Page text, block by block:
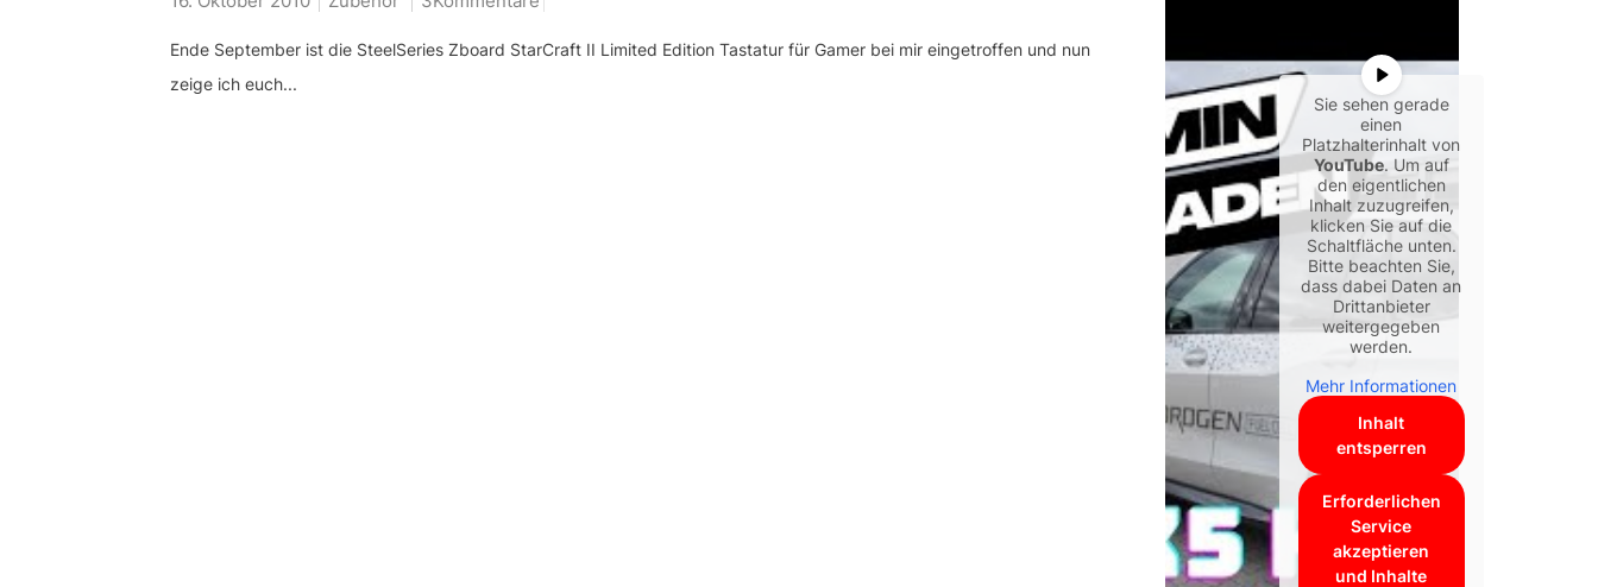
Ende September ist die SteelSeries Zboard StarCraft II Limited Edition Tastatur für Gamer bei mir eingetroffen und nun
zeige ich euch...
Sie sehen gerade
einen
Platzhalterinhalt von
YouTube. Um auf
den eigentlichen
Inhalt zuzugreifen,
klicken Sie auf die
Schaltfläche unten.
Bitte beachten Sie,
dass dabei Daten an
Drittanbieter
weitergegeben
werden.
Mehr Informationen
Inhalt
entsperren
Erforderlichen
Service
akzeptieren
und Inhalte